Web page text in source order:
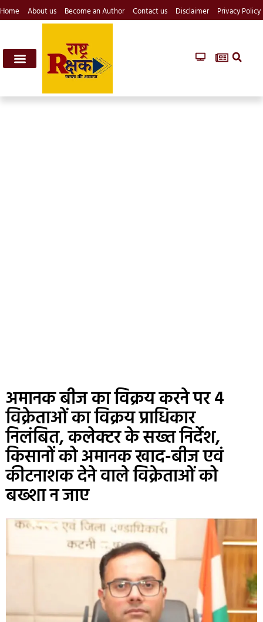
Home About us Become an Author Contact us Disclaimer Privacy Policy
अमानक बीज का विक्रय करने पर 4
विक्रेताओं का विक्रय प्राधिकार
निलंबित, कलेक्‍टर के सख्त निर्देश,
किसानों को अमानक खाद-बीज एवं
कीटनाशक देने वाले विक्रेताओं को
बख्शा न जाए